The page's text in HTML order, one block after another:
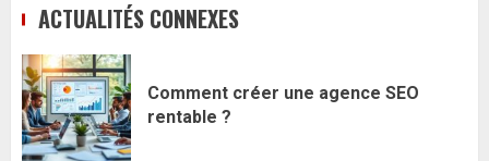
ACTUALITÉS CONNEXES
Comment créer une agence SEO
rentable ?